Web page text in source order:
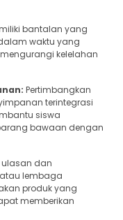
bantalan yang
waktu yang
kelelahan
Pertimbangkan
terintegrasi
siswa
bawaan dengan
ulasan dan
lembaga
produk yang
memberikan